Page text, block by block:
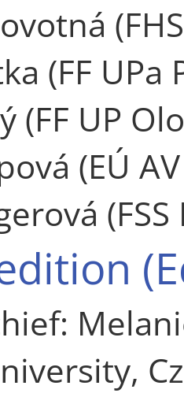
(FF UPa
(FF UP
(EÚ